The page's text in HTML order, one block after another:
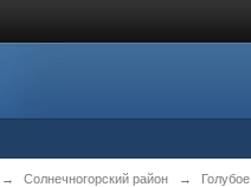
→ Солнечногорский район → Голубое